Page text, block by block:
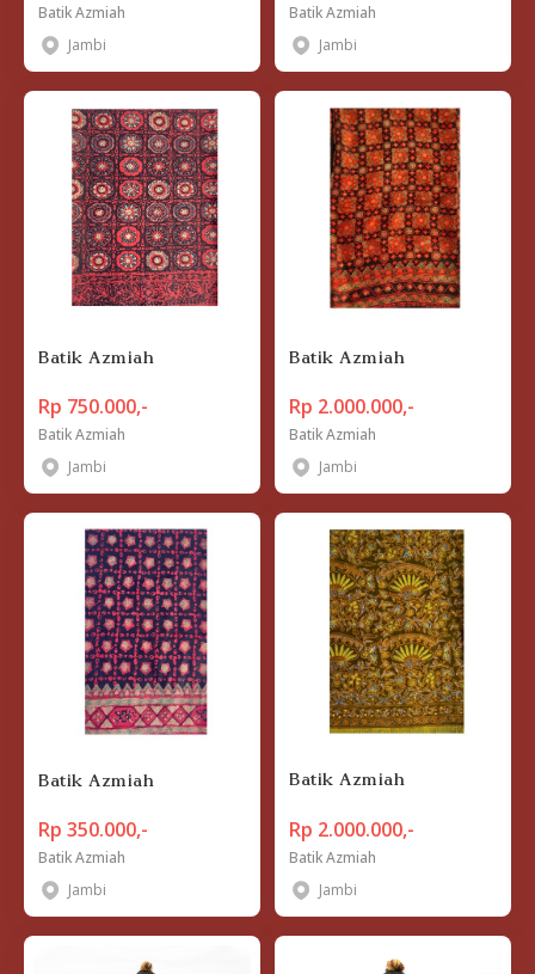
Batik Azmiah
Jambi
Batik Azmiah
Jambi
Batik Azmiah
Rp 750.000,-
Batik Azmiah
Jambi
Batik Azmiah
Rp 2.000.000,-
Batik Azmiah
Jambi
Batik Azmiah
Rp 350.000,-
Batik Azmiah
Jambi
Batik Azmiah
Rp 2.000.000,-
Batik Azmiah
Jambi